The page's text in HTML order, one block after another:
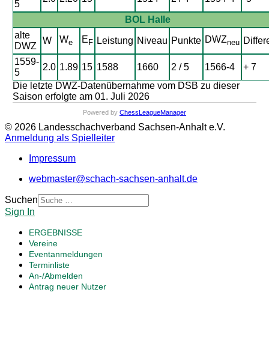
5
BOL Halle
alte
DWZ
W We E F Leistung Niveau Punkte DWZneu
1559-
5
2.0 1.89 15 1588 1660 2 / 5 1566-4
+ 7
Die letzte DWZ-Datenübernahme vom DSB zu dieser
Saison erfolgte am 01. Juli 2026
Powered by ChessLeagueManager
© 2026 Landesschachverband Sachsen-Anhalt e.V.
Anmeldung als Spielleiter
Impressum
webmaster@schach-sachsen-anhalt.de
Suchen
Sign In
ERGEBNISSE
Vereine
Eventanmeldungen
Terminliste
An-/Abmelden
Antrag neuer Nutzer